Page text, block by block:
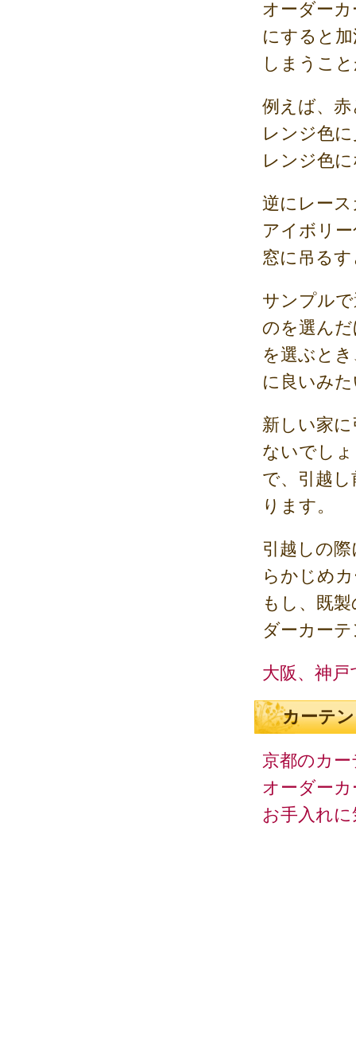
オーダー
にすると
しまうこ
例えば、
レンジ色
レンジ色
逆にレー
アイボリ
窓に吊る
サンプル
のを選ん
を選ぶと
に良いみ
新しい家
ないでし
で、引越
ります。
引越しの
らかじめ
もし、既
ダーカー
大阪、神
カーテ
京都のカ
オーダー
お手入れ